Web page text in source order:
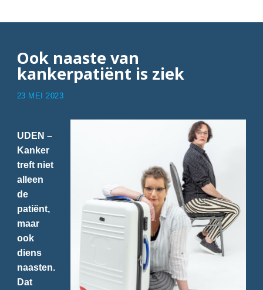
Ook naaste van
kankerpatiënt is ziek
23 MEI 2023
UDEN –
Kanker
treft niet
alleen
de
patiënt,
maar
ook
diens
naasten.
Dat